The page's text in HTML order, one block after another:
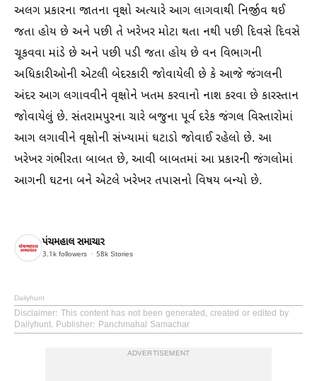
અલગ પ્રકારના જાતના વૃક્ષો અત્યારે આગ લાગવાથી નિર્જીવ થઈ
જતા હોય છે અને પછી તે ખરેખર મોટા થતા નથી પછી દિવસે દિવસે
ચૂકવવા માંડે છે અને પછી પડી જતા હોય છે વન વિભાગની
અધિકારીઓની એટલી બેદરકારી જોવાયેલી છે કે આજે જંગલની
અંદર આગ લગાવવીને વૃક્ષોને ખતમ કરવાનો નાશ કરવા છે કારસ્તાન
જોવાયેલું છે. સંતરામપુરના ચારે બજુના પૂર્વ દરેક જંગલ વિસ્તારોમાં
આગ લગાવીને વૃક્ષોની સંખ્યામાં ઘટાડો જોવાઈ રહેલો છે. આ
ખરેખર ગંભીરતા બાબત છે, આવી બાબતમાં આ પ્રકારની જંગલોમાં
આગની ઘટના બને એટલે ખરેખર તપાસનો વિષય બન્યો છે.
પંચમહાલ સમાચાર
3.1k followers 58k Stories
Dailyhunt
Disclaimer: This content has not been generated, created or edited by
Dailyhunt. Publisher: Panchmahal Samachar
ADVERTISEMENT